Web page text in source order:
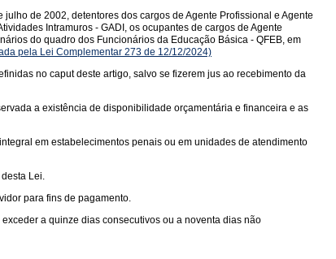
de 2002, detentores dos cargos de Agente Profissional e Agente
Intramuros - GADI, os ocupantes de cargos de Agente
do quadro dos Funcionários da Educação Básica - QFEB, em
pela Lei Complementar 273 de 12/12/2024)
no caput deste artigo, salvo se fizerem jus ao recebimento da
a existência de disponibilidade orçamentária e financeira e as
em estabelecimentos penais ou em unidades de atendimento
Lei.
para fins de pagamento.
a quinze dias consecutivos ou a noventa dias não